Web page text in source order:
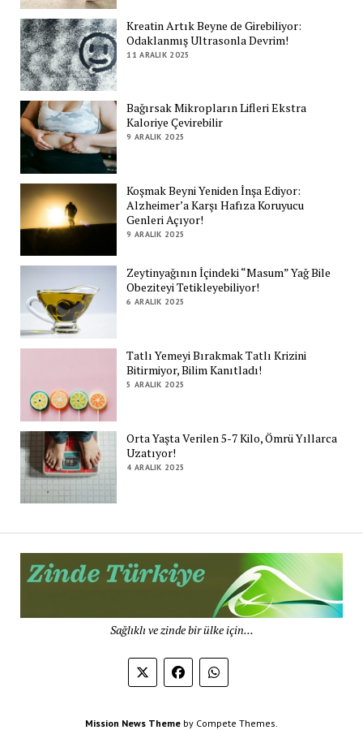
Kreatin Artık Beyne de Girebiliyor:
Odaklanmış Ultrasonla Devrim!
11 ARALIK 2025
Bağırsak Mikropların Lifleri Ekstra
Kaloriye Çevirebilir
9 ARALIK 2025
Koşmak Beyni Yeniden İnşa Ediyor:
Alzheimer’a Karşı Hafıza Koruyucu
Genleri Açıyor!
9 ARALIK 2025
Zeytinyağının İçindeki “Masum” Yağ Bile
Obeziteyi Tetikleyebiliyor!
6 ARALIK 2025
Tatlı Yemeyi Bırakmak Tatlı Krizini
Bitirmiyor, Bilim Kanıtladı!
5 ARALIK 2025
Orta Yaşta Verilen 5-7 Kilo, Ömrü Yıllarca
Uzatıyor!
4 ARALIK 2025
Sağlıklı ve zinde bir ülke için...
Mission News Theme by Compete Themes.